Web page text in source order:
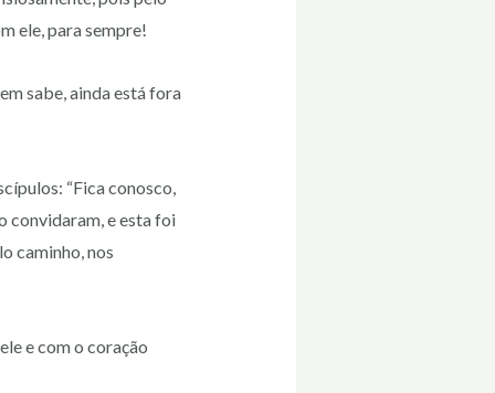
ele, para sempre!
sabe, ainda está fora
“Fica conosco,
convidaram, e esta foi
caminho, nos
e com o coração